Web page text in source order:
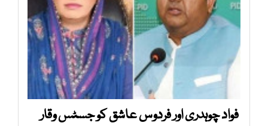
فواد چوہدری اور فردوس عاشق کو جسٹس وقار